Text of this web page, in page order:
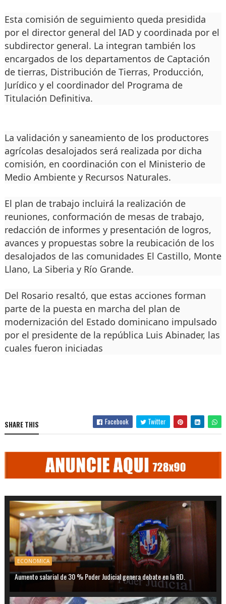
Esta comisión de seguimiento queda presidida
por el director general del IAD y coordinada por el
subdirector general. La integran también los
encargados de los departamentos de Captación
de tierras, Distribución de Tierras, Producción,
Jurídico y el coordinador del Programa de
Titulación Definitiva.
La validación y saneamiento de los productores
agrícolas desalojados será realizada por dicha
comisión, en coordinación con el Ministerio de
Medio Ambiente y Recursos Naturales.
El plan de trabajo incluirá la realización de
reuniones, conformación de mesas de trabajo,
redacción de informes y presentación de logros,
avances y propuestas sobre la reubicación de los
desalojados de las comunidades El Castillo, Monte
Llano, La Siberia y Río Grande.
Del Rosario resaltó, que estas acciones forman
parte de la puesta en marcha del plan de
modernización del Estado dominicano impulsado
por el presidente de la república Luis Abinader, las
cuales fueron iniciadas
SHARE THIS Facebook Twitter
ECONOMICA
Aumento salarial de 30 % Poder Judicial genera debate en la RD.